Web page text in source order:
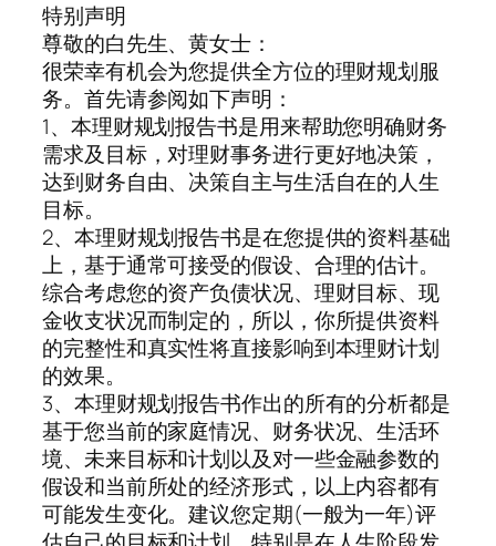
特别声明
尊敬的白先生、黄女士：
很荣幸有机会为您提供全方位的理财规划服
务。首先请参阅如下声明：
1、本理财规划报告书是用来帮助您明确财务
需求及目标，对理财事务进行更好地决策，
达到财务自由、决策自主与生活自在的人生
目标。
2、本理财规划报告书是在您提供的资料基础
上，基于通常可接受的假设、合理的估计。
综合考虑您的资产负债状况、理财目标、现
金收支状况而制定的，所以，你所提供资料
的完整性和真实性将直接影响到本理财计划
的效果。
3、本理财规划报告书作出的所有的分析都是
基于您当前的家庭情况、财务状况、生活环
境、未来目标和计划以及对一些金融参数的
假设和当前所处的经济形式，以上内容都有
可能发生变化。建议您定期(一般为一年)评